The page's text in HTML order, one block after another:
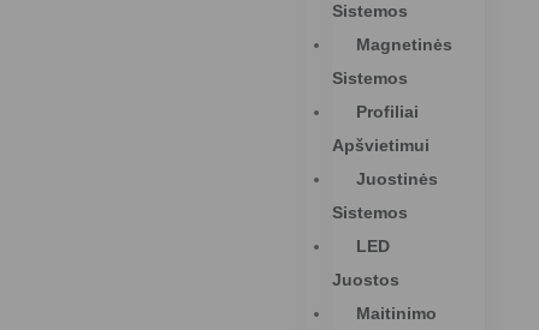
Sistemos
Magnetinės
Sistemos
Profiliai
Apšvietimui
Juostinės
Sistemos
LED
Juostos
Maitinimo